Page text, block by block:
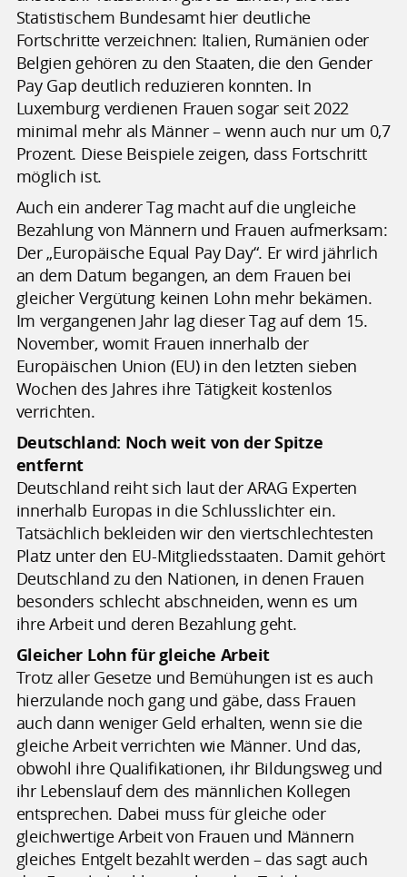
Statistischem Bundesamt hier deutliche
Fortschritte verzeichnen: Italien, Rumänien oder
Belgien gehören zu den Staaten, die den Gender
Pay Gap deutlich reduzieren konnten. In
Luxemburg verdienen Frauen sogar seit 2022
minimal mehr als Männer – wenn auch nur um 0,7
Prozent. Diese Beispiele zeigen, dass Fortschritt
möglich ist.
Auch ein anderer Tag macht auf die ungleiche
Bezahlung von Männern und Frauen aufmerksam:
Der „Europäische Equal Pay Day“. Er wird jährlich
an dem Datum begangen, an dem Frauen bei
gleicher Vergütung keinen Lohn mehr bekämen.
Im vergangenen Jahr lag dieser Tag auf dem 15.
November, womit Frauen innerhalb der
Europäischen Union (EU) in den letzten sieben
Wochen des Jahres ihre Tätigkeit kostenlos
verrichten.
Deutschland: Noch weit von der Spitze
entfernt
Deutschland reiht sich laut der ARAG Experten
innerhalb Europas in die Schlusslichter ein.
Tatsächlich bekleiden wir den viertschlechtesten
Platz unter den EU-Mitgliedsstaaten. Damit gehört
Deutschland zu den Nationen, in denen Frauen
besonders schlecht abschneiden, wenn es um
ihre Arbeit und deren Bezahlung geht.
Gleicher Lohn für gleiche Arbeit
Trotz aller Gesetze und Bemühungen ist es auch
hierzulande noch gang und gäbe, dass Frauen
auch dann weniger Geld erhalten, wenn sie die
gleiche Arbeit verrichten wie Männer. Und das,
obwohl ihre Qualifikationen, ihr Bildungsweg und
ihr Lebenslauf dem des männlichen Kollegen
entsprechen. Dabei muss für gleiche oder
gleichwertige Arbeit von Frauen und Männern
gleiches Entgelt bezahlt werden – das sagt auch